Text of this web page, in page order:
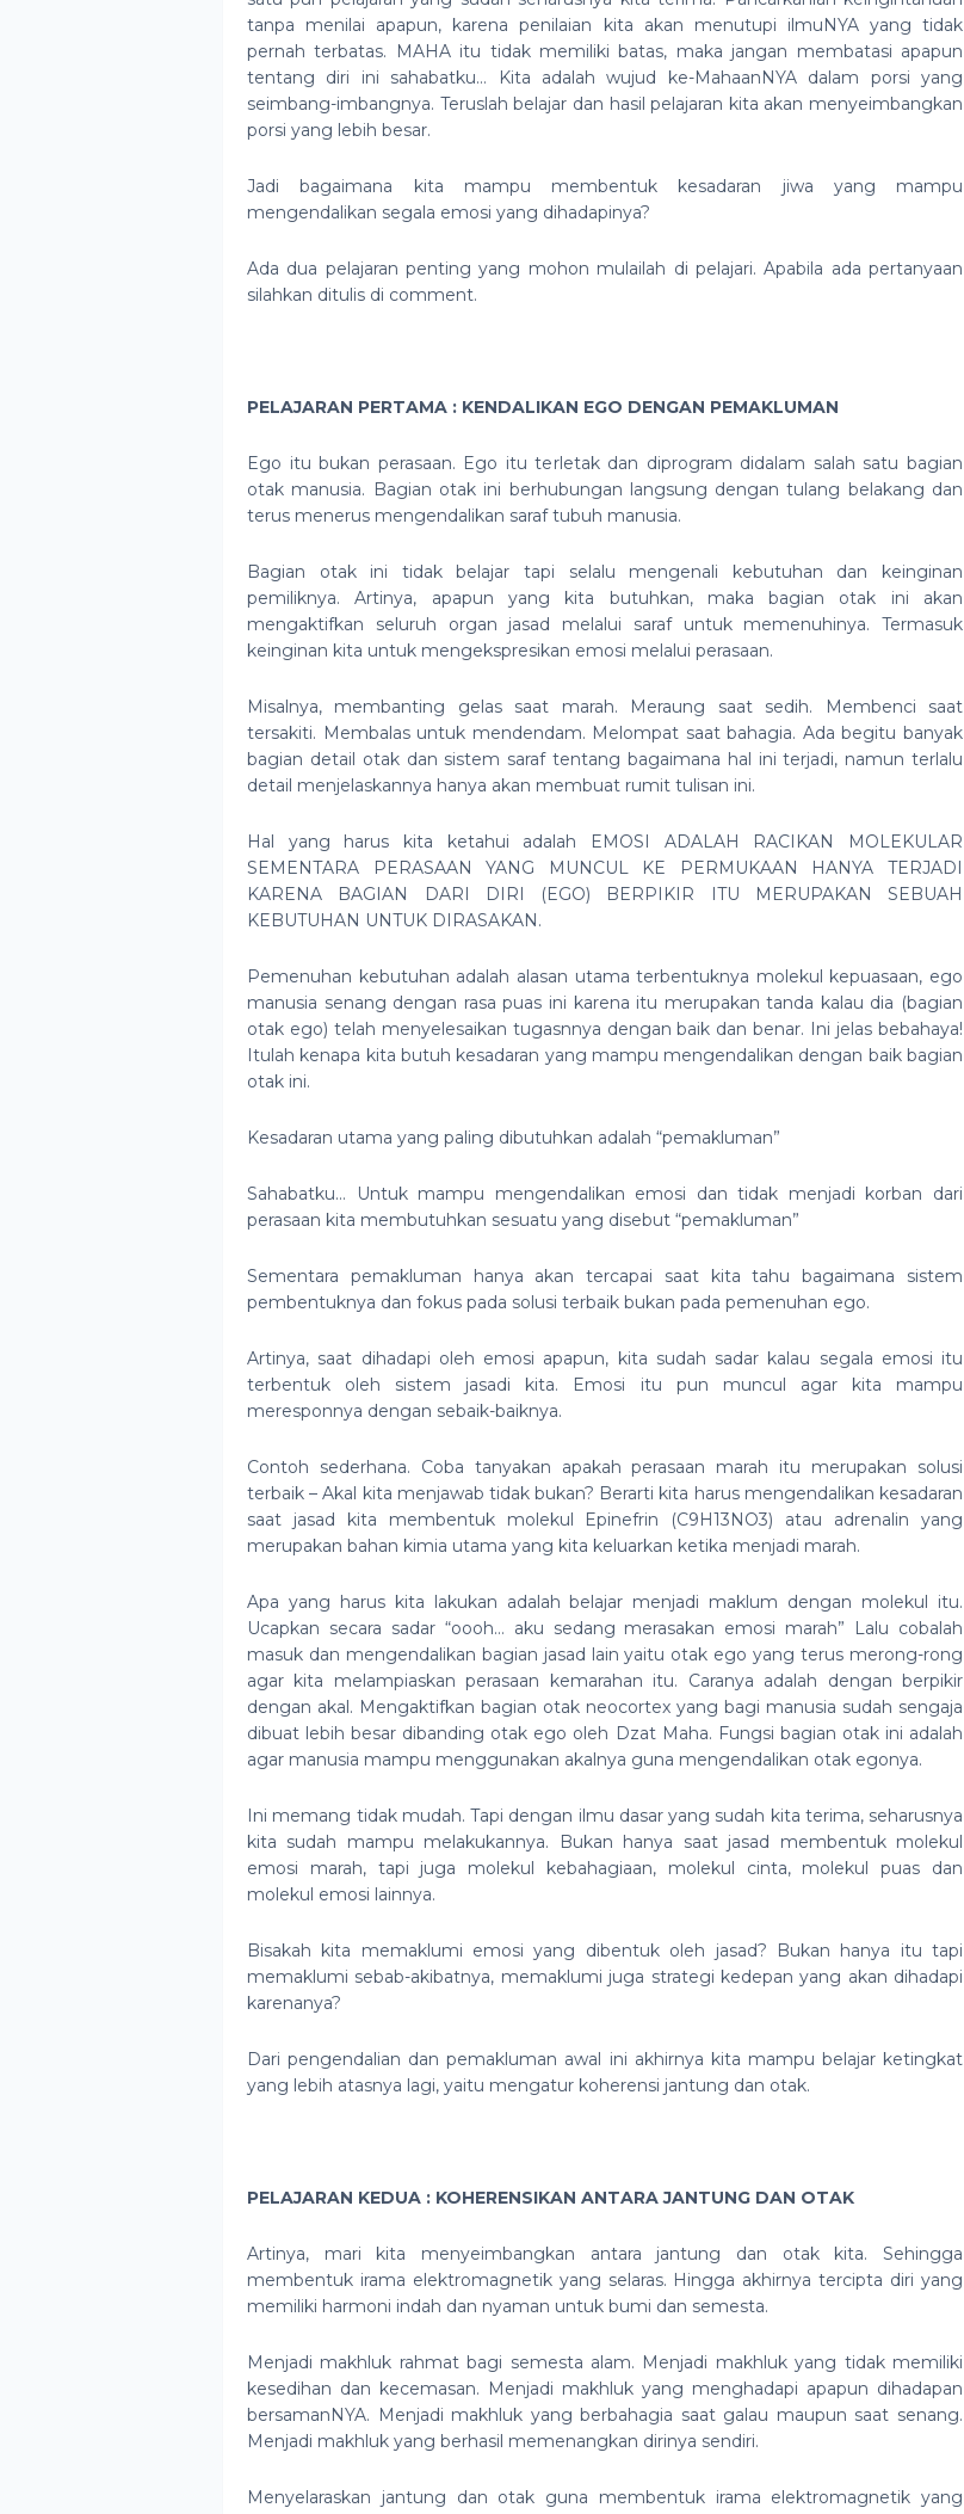
tanpa menilai apapun, karena penilaian kita akan menutupi ilmuNYA yang tidak
pernah terbatas. MAHA itu tidak memiliki batas, maka jangan membatasi apapun
tentang diri ini sahabatku… Kita adalah wujud ke-MahaanNYA dalam porsi yang
seimbang-imbangnya. Teruslah belajar dan hasil pelajaran kita akan menyeimbangkan
porsi yang lebih besar.
Jadi bagaimana kita mampu membentuk kesadaran jiwa yang mampu
mengendalikan segala emosi yang dihadapinya?
Ada dua pelajaran penting yang mohon mulailah di pelajari. Apabila ada pertanyaan
silahkan ditulis di comment.
PELAJARAN PERTAMA : KENDALIKAN EGO DENGAN PEMAKLUMAN
Ego itu bukan perasaan. Ego itu terletak dan diprogram didalam salah satu bagian
otak manusia. Bagian otak ini berhubungan langsung dengan tulang belakang dan
terus menerus mengendalikan saraf tubuh manusia.
Bagian otak ini tidak belajar tapi selalu mengenali kebutuhan dan keinginan
pemiliknya. Artinya, apapun yang kita butuhkan, maka bagian otak ini akan
mengaktifkan seluruh organ jasad melalui saraf untuk memenuhinya. Termasuk
keinginan kita untuk mengekspresikan emosi melalui perasaan.
Misalnya, membanting gelas saat marah. Meraung saat sedih. Membenci saat
tersakiti. Membalas untuk mendendam. Melompat saat bahagia. Ada begitu banyak
bagian detail otak dan sistem saraf tentang bagaimana hal ini terjadi, namun terlalu
detail menjelaskannya hanya akan membuat rumit tulisan ini.
Hal yang harus kita ketahui adalah EMOSI ADALAH RACIKAN MOLEKULAR
SEMENTARA PERASAAN YANG MUNCUL KE PERMUKAAN HANYA TERJADI
KARENA BAGIAN DARI DIRI (EGO) BERPIKIR ITU MERUPAKAN SEBUAH
KEBUTUHAN UNTUK DIRASAKAN.
Pemenuhan kebutuhan adalah alasan utama terbentuknya molekul kepuasaan, ego
manusia senang dengan rasa puas ini karena itu merupakan tanda kalau dia (bagian
otak ego) telah menyelesaikan tugasnnya dengan baik dan benar. Ini jelas bebahaya!
Itulah kenapa kita butuh kesadaran yang mampu mengendalikan dengan baik bagian
otak ini.
Kesadaran utama yang paling dibutuhkan adalah “pemakluman”
Sahabatku… Untuk mampu mengendalikan emosi dan tidak menjadi korban dari
perasaan kita membutuhkan sesuatu yang disebut “pemakluman”
Sementara pemakluman hanya akan tercapai saat kita tahu bagaimana sistem
pembentuknya dan fokus pada solusi terbaik bukan pada pemenuhan ego.
Artinya, saat dihadapi oleh emosi apapun, kita sudah sadar kalau segala emosi itu
terbentuk oleh sistem jasadi kita. Emosi itu pun muncul agar kita mampu
meresponnya dengan sebaik-baiknya.
Contoh sederhana. Coba tanyakan apakah perasaan marah itu merupakan solusi
terbaik – Akal kita menjawab tidak bukan? Berarti kita harus mengendalikan kesadaran
saat jasad kita membentuk molekul Epinefrin (C9H13NO3) atau adrenalin yang
merupakan bahan kimia utama yang kita keluarkan ketika menjadi marah.
Apa yang harus kita lakukan adalah belajar menjadi maklum dengan molekul itu.
Ucapkan secara sadar “oooh… aku sedang merasakan emosi marah” Lalu cobalah
masuk dan mengendalikan bagian jasad lain yaitu otak ego yang terus merong-rong
agar kita melampiaskan perasaan kemarahan itu. Caranya adalah dengan berpikir
dengan akal. Mengaktifkan bagian otak neocortex yang bagi manusia sudah sengaja
dibuat lebih besar dibanding otak ego oleh Dzat Maha. Fungsi bagian otak ini adalah
agar manusia mampu menggunakan akalnya guna mengendalikan otak egonya.
Ini memang tidak mudah. Tapi dengan ilmu dasar yang sudah kita terima, seharusnya
kita sudah mampu melakukannya. Bukan hanya saat jasad membentuk molekul
emosi marah, tapi juga molekul kebahagiaan, molekul cinta, molekul puas dan
molekul emosi lainnya.
Bisakah kita memaklumi emosi yang dibentuk oleh jasad? Bukan hanya itu tapi
memaklumi sebab-akibatnya, memaklumi juga strategi kedepan yang akan dihadapi
karenanya?
Dari pengendalian dan pemakluman awal ini akhirnya kita mampu belajar ketingkat
yang lebih atasnya lagi, yaitu mengatur koherensi jantung dan otak.
PELAJARAN KEDUA : KOHERENSIKAN ANTARA JANTUNG DAN OTAK
Artinya, mari kita menyeimbangkan antara jantung dan otak kita. Sehingga
membentuk irama elektromagnetik yang selaras. Hingga akhirnya tercipta diri yang
memiliki harmoni indah dan nyaman untuk bumi dan semesta.
Menjadi makhluk rahmat bagi semesta alam. Menjadi makhluk yang tidak memiliki
kesedihan dan kecemasan. Menjadi makhluk yang menghadapi apapun dihadapan
bersamanNYA. Menjadi makhluk yang berbahagia saat galau maupun saat senang.
Menjadi makhluk yang berhasil memenangkan dirinya sendiri.
Menyelaraskan jantung dan otak guna membentuk irama elektromagnetik yang